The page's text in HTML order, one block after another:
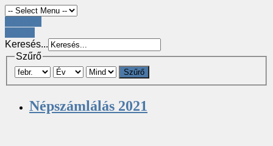
Keresés...
Szűrő
Szűrő
Népszámlálás 2021